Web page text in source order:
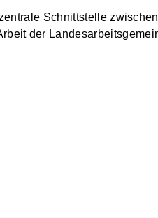
Schnittstelle zwischen
der